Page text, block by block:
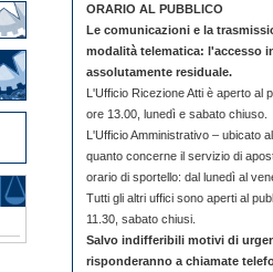
ORARIO AL PUBBLICO
Le comunicazioni e la
modalità telematica: l'accesso
assolutamente residuale.
L'Ufficio Ricezione Atti è aperto
ore 13.00, lunedì e sabato chiuso.
L'Ufficio Amministrativo – ubicato
quanto concerne il servizio di
orario di sportello: dal lunedì al
Tutti gli altri uffici sono aperti al
11.30, sabato chiusi.
Salvo indifferibili motivi di
risponderanno a chiamate